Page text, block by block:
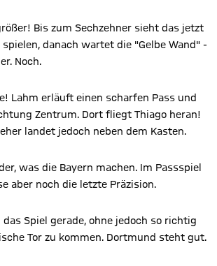
Bis zum Sechzehner sieht das jetzt
danach wartet die "Gelbe Wand" -
Noch.
Lahm erläuft einen scharfen Pass und
Zentrum. Dort fliegt Thiago heran!
landet jedoch neben dem Kasten.
was die Bayern machen. Im Passspiel
aber noch die letzte Präzision.
Spiel gerade, ohne jedoch so richtig
Tor zu kommen. Dortmund steht gut.